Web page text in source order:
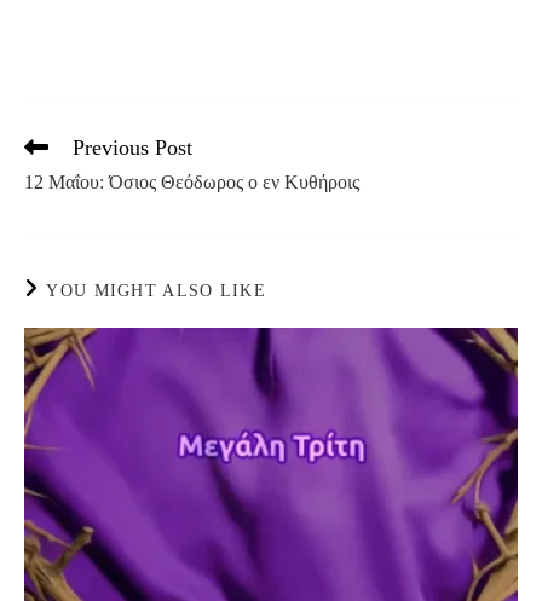
Read
articles
Previous Post
12 Μαΐου: Όσιος Θεόδωρος ο εν Κυθήροις
YOU MIGHT ALSO LIKE